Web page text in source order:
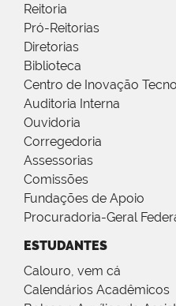
Reitoria
Pró-Reitorias
Diretorias
Biblioteca
Centro de Inovação
Auditoria Interna
Ouvidoria
Corregedoria
Assessorias
Comissões
Fundações de Apoio
Procuradoria-Geral
ESTUDANTES
Calouro, vem cá
Calendários Acadêmicos